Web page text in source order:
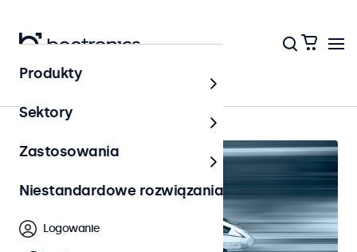
Strona główna
Produkty
Sektory
Zastosowania
Niestandardowe rozwiązania
Logowanie